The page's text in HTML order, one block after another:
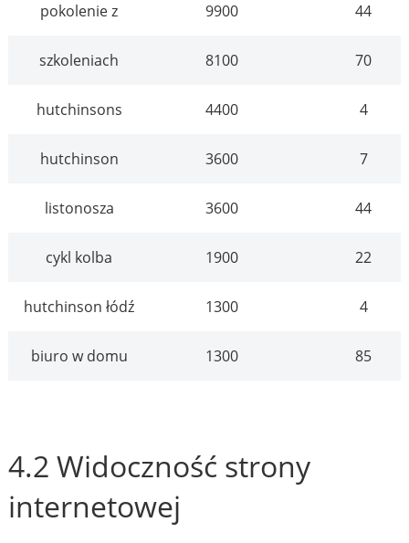
pokolenie z 9900 44
szkoleniach 8100 70
hutchinsons 4400 4
hutchinson 3600 7
listonosza 3600 44
cykl kolba 1900 22
hutchinson łódź 1300 4
biuro w domu 1300 85
4.2 Widoczność strony
internetowej